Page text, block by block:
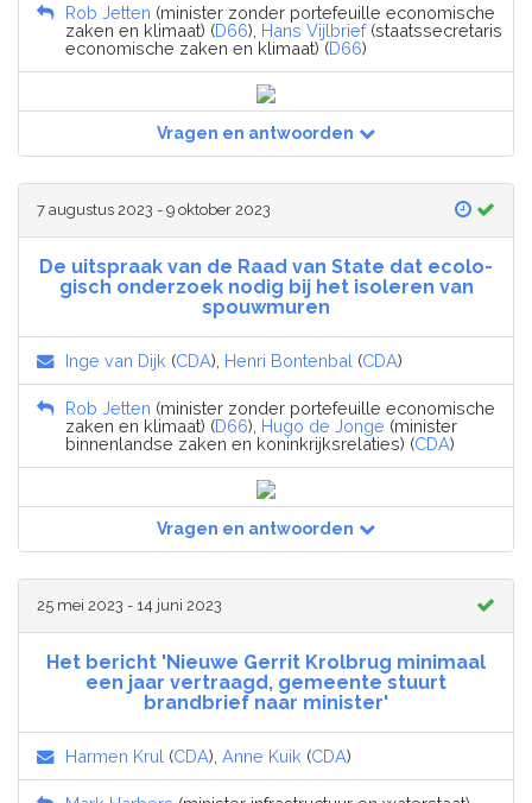
Rob Jetten (minister zonder portefeuille economische
zaken en klimaat) (D66), Hans Vijlbrief(staatssecretaris
economische zaken en klimaat) (D66)
Vragen en antwoorden
7 augustus 2023 - 9 oktober 2023
De uitspraak van de Raad van State dat eco­lo­
gisch on­der­zoek no­dig bij het iso­le­ren van
spouw­mu­ren
Inge van Dijk (CDA), Henri Bontenbal (CDA)
Rob Jetten (minister zonder portefeuille economische
zaken en klimaat) (D66), Hugo de Jonge (minister
binnenlandse zaken en koninkrijksrelaties) (CDA)
Vragen en antwoorden
25 mei 2023 - 14 juni 2023
Het bericht 'Nieuwe Gerrit Krolbrug minimaal
een jaar vertraagd, gemeente stuurt
brandbrief naar minister'
Harmen Krul (CDA), Anne Kuik (CDA)